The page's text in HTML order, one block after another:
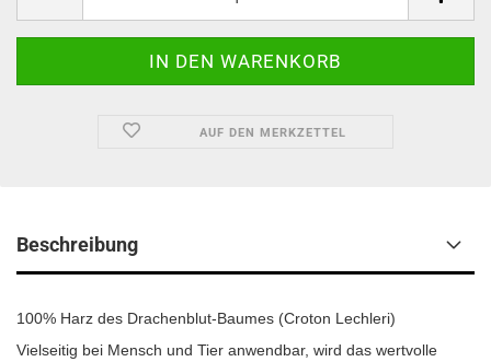
AUF DEN MERKZETTEL
Beschreibung
100% Harz des Drachenblut-Baumes (Croton Lechleri)
Vielseitig bei Mensch und Tier anwendbar, wird das wertvolle